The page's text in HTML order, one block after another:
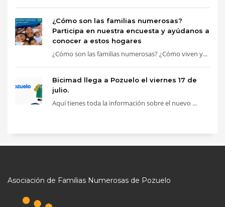
¿Cómo son las familias numerosas?
Participa en nuestra encuesta y ayúdanos a
conocer a estos hogares
¿Cómo son las familias numerosas? ¿Cómo viven y...
Bicimad llega a Pozuelo el viernes 17 de
julio.
Aquí tienes toda la información sobre el nuevo ...
Asociación de Familias Numerosas de Pozuelo